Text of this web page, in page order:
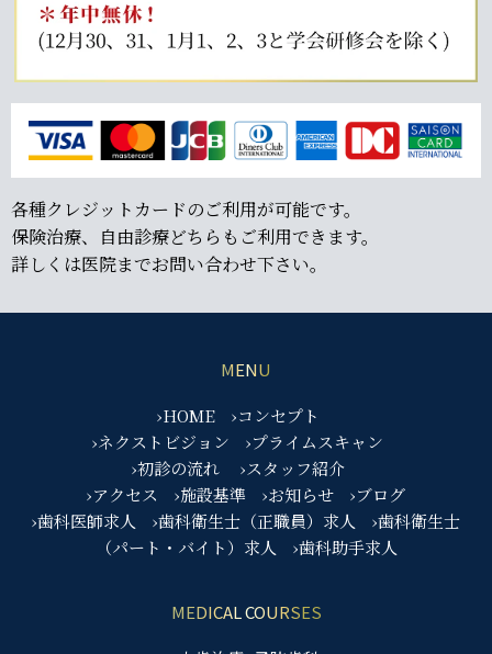
各種クレジットカードのご利用が可能です。
保険治療、自由診療どちらもご利用できます。
詳しくは医院までお問い合わせ下さい。
MENU
›HOME
›コンセプト
›ネクストビジョン
›プライムスキャン
›初診の流れ
›スタッフ紹介
›アクセス
›施設基準 ›お知らせ
›ブログ
›歯科医師求人
›歯科衛生士（正職員）求人
›歯科衛生士
（パート・バイト）求人
›歯科助手求人
MEDICAL COURSES